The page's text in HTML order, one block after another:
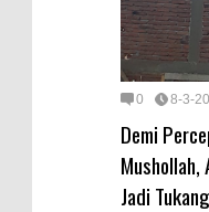
0 8-3-
Demi
Mushollah,
Jadi